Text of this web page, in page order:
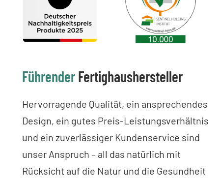
FührenderFertighaushersteller
Hervorragende Qualität, ein ansprechendes
Design, ein gutes Preis-Leistungsverhältnis
und ein zuverlässiger Kundenservice sind
unser Anspruch – all das natürlich mit
Rücksicht auf die Natur und die Gesundheit